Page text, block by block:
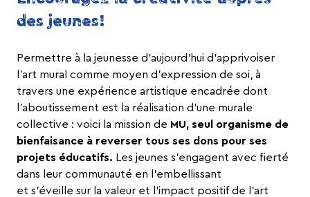
des jeunes!
Permettre à la jeunesse d’aujourd’hui d’apprivoiser
l’art mural comme moyen d’expression de soi, à
travers une expérience artistique encadrée dont
l’aboutissement est la réalisation d’une murale
collective : voici la mission de MU, seul organisme de
bienfaisance à reverser tous ses dons pour ses
projets éducatifs. Les jeunes s’engagent avec fierté
dans leur communauté en l’embellissant
et s’éveille sur la valeur et l’impact positif de l’art